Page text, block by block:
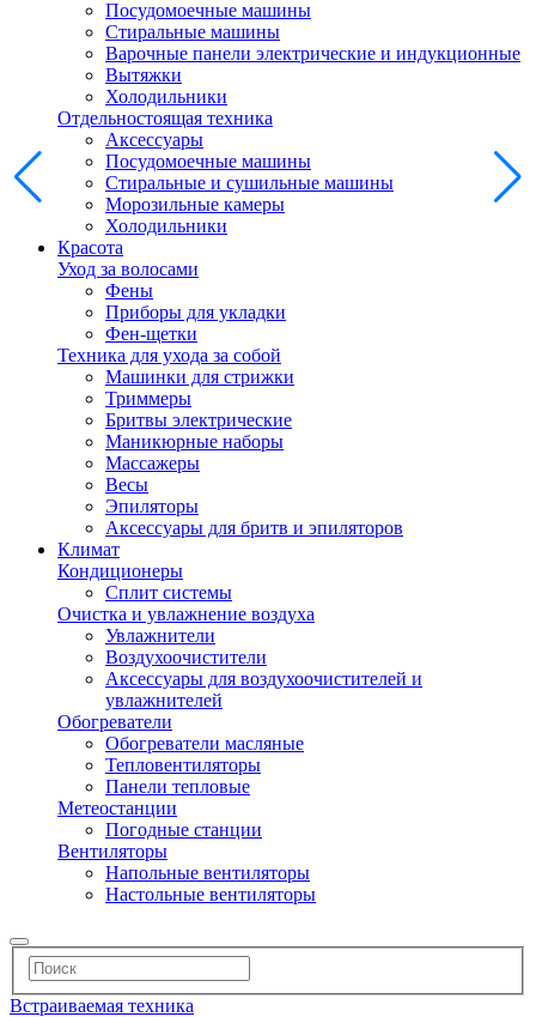
Посудомоечные машины
Стиральные машины
Варочные панели электрические и индукционные
Вытяжки
Холодильники
Отдельностоящая техника
Аксессуары
Посудомоечные машины
Стиральные и сушильные машины
Морозильные камеры
Холодильники
Красота
Уход за волосами
Фены
Приборы для укладки
Фен-щетки
Техника для ухода за собой
Машинки для стрижки
Триммеры
Бритвы электрические
Маникюрные наборы
Массажеры
Весы
Эпиляторы
Аксессуары для бритв и эпиляторов
Климат
Кондиционеры
Сплит системы
Очистка и увлажнение воздуха
Увлажнители
Воздухоочистители
Аксессуары для воздухоочистителей и
увлажнителей
Обогреватели
Обогреватели масляные
Тепловентиляторы
Панели тепловые
Метеостанции
Погодные станции
Вентиляторы
Напольные вентиляторы
Настольные вентиляторы
Встраиваемая техника